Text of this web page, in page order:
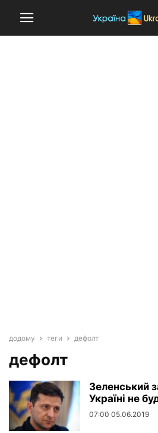
додому теги дефолт
дефолт
Зеленський
Україні не
07:00 05.06.2019